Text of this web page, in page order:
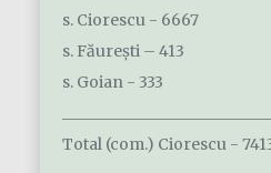
s. Ciorescu - 6667
s. Făurești – 413
s. Goian - 333
Total (com.) Ciorescu -